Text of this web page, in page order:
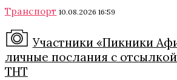
Транспорт 10.08.2026 16:59
Участники «Пикники
личные послания с
ТНТ